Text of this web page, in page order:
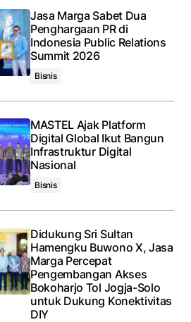
Jasa Marga Sabet Dua
Penghargaan PR di
Indonesia Public Relations
Summit 2026
Bisnis
MASTEL Ajak Platform
Digital Global Ikut Bangun
Infrastruktur Digital
Nasional
Bisnis
Didukung Sri Sultan
Hamengku Buwono X, Jasa
Marga Percepat
Pengembangan Akses
Bokoharjo Tol Jogja-Solo
untuk Dukung Konektivitas
DIY